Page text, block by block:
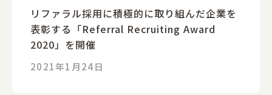
リファラル採用に積極的に取り組んだ企業を
表彰する「Referral Recruiting Award
2020」を開催
2021年1月24日